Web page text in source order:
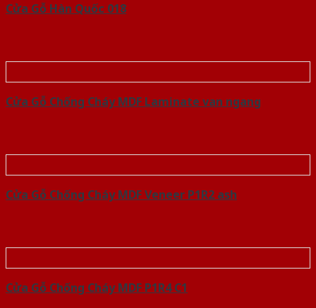
Cửa Gỗ Hàn Quốc 018
Cửa Gỗ Chống Cháy MDF Laminate van ngang
Cửa Gỗ Chống Cháy MDF Veneer P1R2 ash
Cửa Gỗ Chống Cháy MDF P1R4 C1